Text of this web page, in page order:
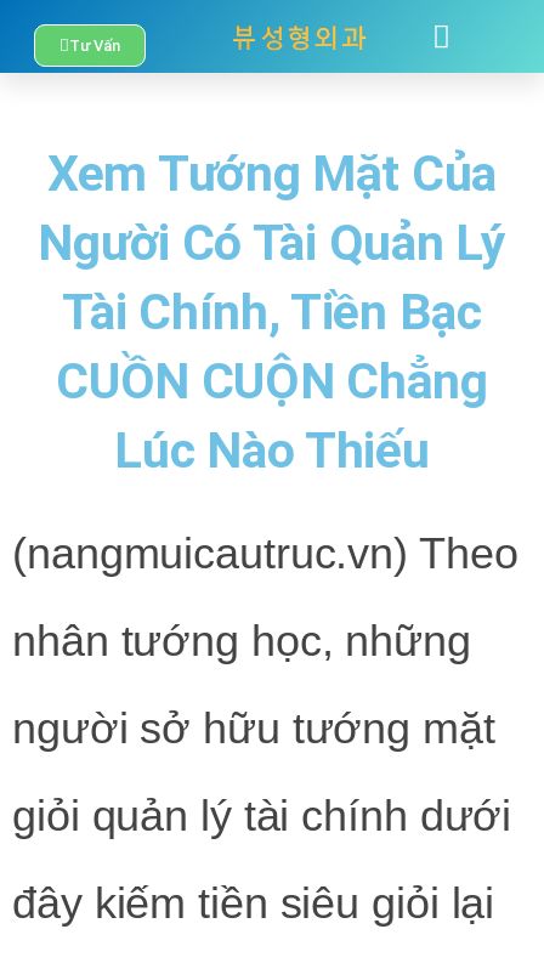
Nhảy
tới
nội
Tư Vấn
Xem Tướng Mặt Của
Người Có Tài Quản Lý
Tài Chính, Tiền Bạc
CUỒN CUỘN Chẳng
Lúc Nào Thiếu
(nangmuicautruc.vn) Theo
nhân tướng học, những
người sở hữu tướng mặt
giỏi quản lý tài chính dưới
đây kiếm tiền siêu giỏi lại